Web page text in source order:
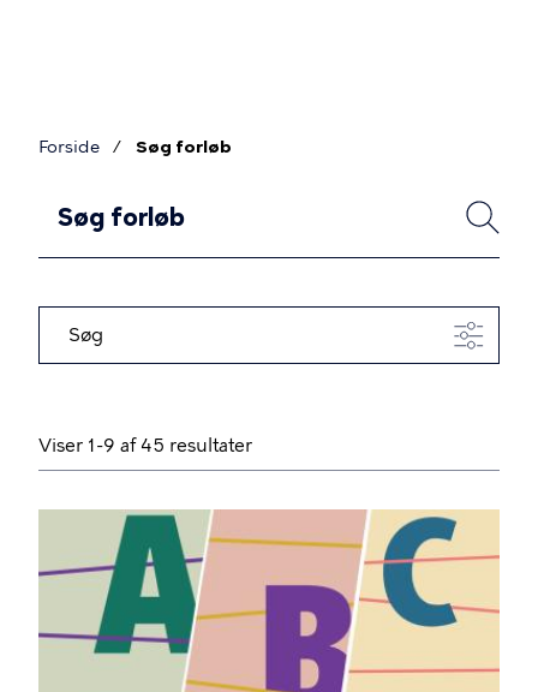
Forside Søg forløb
SØG
Søg
Viser 1-9 af 45 resultater